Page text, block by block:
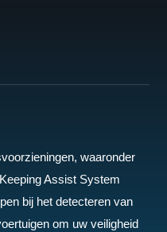
waaronder
Assist System
bij het detecteren van
om uw veiligheid